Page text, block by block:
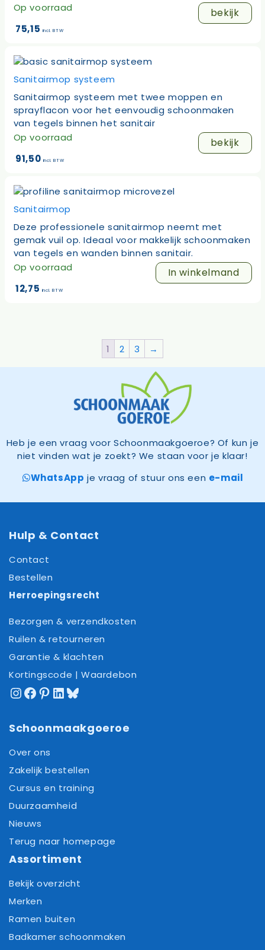
Op voorraad
bekijk
75,15 incl. BTW
Sanitairmop systeem
Sanitairmop systeem met twee moppen en
sprayflacon voor het eenvoudig schoonmaken
van tegels binnen het sanitair
Op voorraad
bekijk
91,50 incl. BTW
Sanitairmop
Deze professionele sanitairmop neemt met
gemak vuil op. Ideaal voor makkelijk schoonmaken
van tegels en wanden binnen sanitair.
Op voorraad
In winkelmand
12,75 incl. BTW
1 2 3 →
Heb je een vraag voor Schoonmaakgoeroe? Of kun je
niet vinden wat je zoekt? We staan voor je klaar!
WhatsApp je vraag of stuur ons een e-mail
Hulp & Contact
Contact
Bestellen
Herroepingsrecht
Bezorgen & verzendkosten
Ruilen & retourneren
Garantie & klachten
Kortingscode | Waardebon
Instagram
Facebook
Pinterest
LinkedIn
Bluesky
Schoonmaakgoeroe
Over ons
Zakelijk bestellen
Cursus en training
Duurzaamheid
Nieuws
Terug naar homepage
Assortiment
Bekijk overzicht
Merken
Ramen buiten
Badkamer schoonmaken